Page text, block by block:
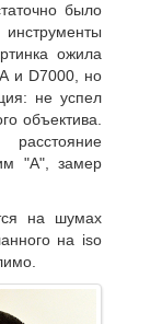
было
ожила
и D7000, но
не успел
объектива.
"А", замер
на шумах
на iso